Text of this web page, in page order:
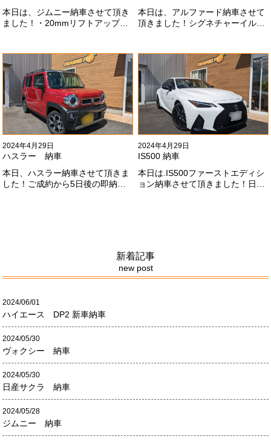
本日は、ジムニー納車させて頂き
ました！・20mmリフトアップ・
させて頂きました！！弊社で、短
期間に何台もご注文ありがどうご
ざいます！！これからもよろしく
お願いします
#x1f647;#x200d;#x2640;#xfe0f;
本日は、アルファード納車させて
頂きました！シグネチャーイル
よろしくお願いします
#x1f647;#x200d;#x2640;#xfe0f;
2024年4月29日
ハスラー 納車
本日、ハスラー納車させて頂きま
した！ご成約から5日後の即納車
2024年4月29日
IS500 納車
本日は.IS500ファーストエディシ
ョン納車させて頂きました！日本
絡ください！
新着記事
new post
2024/06/01
ハイエース DP2 新車納車
2024/05/30
ヴォクシー 納車
2024/05/30
日産サクラ 納車
2024/05/28
ジムニー 納車